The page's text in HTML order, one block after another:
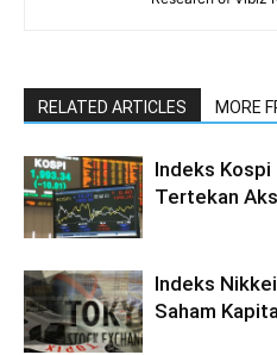
RELATED ARTICLES MORE
Indeks
Tertekan
Indeks
Saham